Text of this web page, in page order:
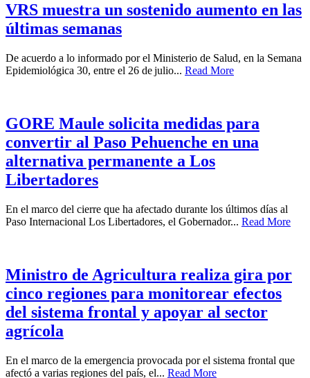
VRS muestra un sostenido aumento en las
últimas semanas
De acuerdo a lo informado por el Ministerio de Salud, en la Semana
Epidemiológica 30, entre el 26 de julio... Read More
GORE Maule solicita medidas para
convertir al Paso Pehuenche en una
alternativa permanente a Los
Libertadores
En el marco del cierre que ha afectado durante los últimos días al
Paso Internacional Los Libertadores, el Gobernador... Read More
Ministro de Agricultura realiza gira por
cinco regiones para monitorear efectos
del sistema frontal y apoyar al sector
agrícola
En el marco de la emergencia provocada por el sistema frontal que
afectó a varias regiones del país, el... Read More